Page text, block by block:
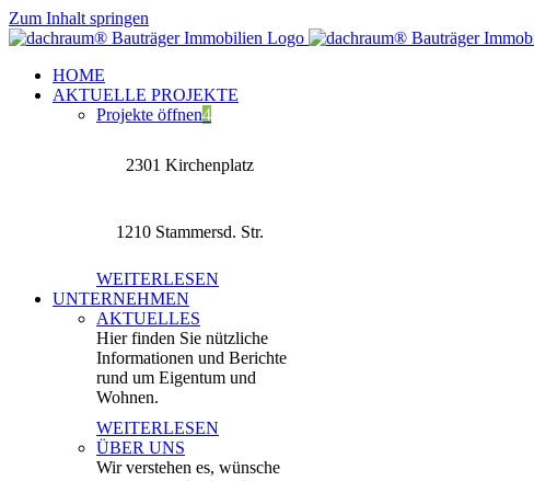
Zum Inhalt springen
HOME
AKTUELLE PROJEKTE
Projekte öffnen4
2301 Kirchenplatz
1210 Stammersd. Str.
WEITERLESEN
UNTERNEHMEN
AKTUELLES
Hier finden Sie nützliche
Informationen und Berichte
rund um Eigentum und
Wohnen.
WEITERLESEN
ÜBER UNS
Wir verstehen es, wünsche